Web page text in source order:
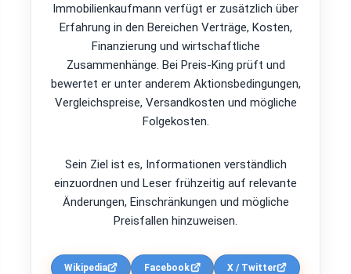
Immobilienkaufmann verfügt er zusätzlich über
Erfahrung in den Bereichen Verträge, Kosten,
Finanzierung und wirtschaftliche
Zusammenhänge. Bei Preis-King prüft und
bewertet er unter anderem Aktionsbedingungen,
Vergleichspreise, Versandkosten und mögliche
Folgekosten.
Sein Ziel ist es, Informationen verständlich
einzuordnen und Leser frühzeitig auf relevante
Änderungen, Einschränkungen und mögliche
Preisfallen hinzuweisen.
Wikipedia Facebook X / Twitter